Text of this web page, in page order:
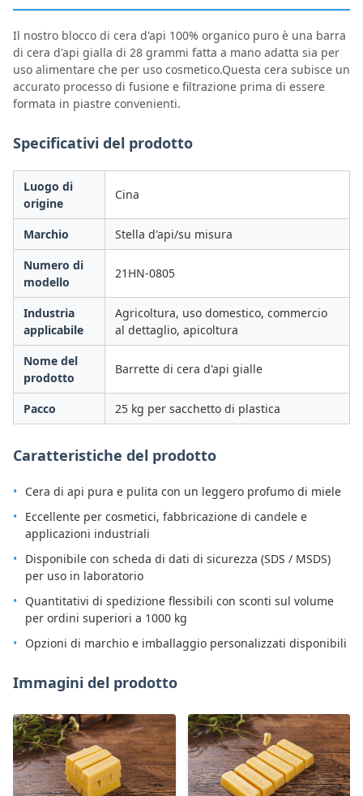
Il nostro blocco di cera d'api 100% organico puro è una barra
di cera d'api gialla di 28 grammi fatta a mano adatta sia per
uso alimentare che per uso cosmetico.Questa cera subisce un
accurato processo di fusione e filtrazione prima di essere
formata in piastre convenienti.
Specificativi del prodotto
Luogo di
origine
Cina
Marchio
Stella d'api/su misura
Numero di
modello
21HN-0805
Industria
applicabile
Agricoltura, uso domestico, commercio
al dettaglio, apicoltura
Nome del
prodotto
Barrette di cera d'api gialle
Pacco 25 kg per sacchetto di plastica
Caratteristiche del prodotto
Cera di api pura e pulita con un leggero profumo di miele
Eccellente per cosmetici, fabbricazione di candele e
applicazioni industriali
Disponibile con scheda di dati di sicurezza (SDS / MSDS)
per uso in laboratorio
Quantitativi di spedizione flessibili con sconti sul volume
per ordini superiori a 1000 kg
Opzioni di marchio e imballaggio personalizzati disponibili
Immagini del prodotto